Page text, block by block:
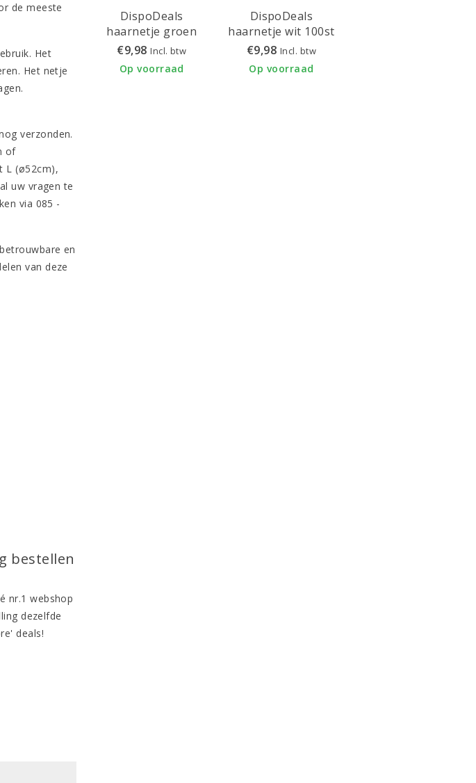
de meeste
Het
Het netje
verzonden.
of
L (ø52cm),
uw vragen te
via 085 -
en
van deze
bestellen
nr.1 webshop
dezelfde
deals!
DispoDeals
haarnetje groen
100st maat L
(ø52cm) - 3210
€9,98 Incl. btw
Op voorraad
DispoDeals
haarnetje wit 100st
maat M (ø50cm) -
€9,98 Incl. btw
Op voorraad